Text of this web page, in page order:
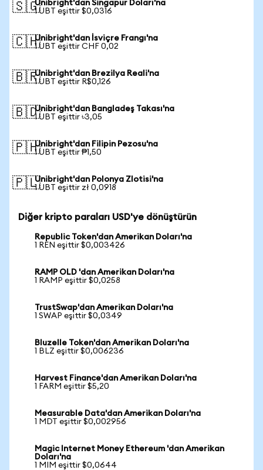
🇸🇬Unibright'dan Singapur Doları'na
1 UBT eşittir $0,0316
🇨🇭Unibright'dan İsviçre Frangı'na
1 UBT eşittir CHF 0,02
🇧🇷Unibright'dan Brezilya Reali'na
1 UBT eşittir R$0,126
🇧🇩Unibright'dan Bangladeş Takası'na
1 UBT eşittir ৳3,05
🇵🇭Unibright'dan Filipin Pezosu'na
1 UBT eşittir ₱1,50
🇵🇱Unibright'dan Polonya Zlotisi'na
1 UBT eşittir zł 0,0918
Diğer kripto paraları USD'ye dönüştürün
Republic Token'dan Amerikan Doları'na
1 REN eşittir $0,003426
RAMP OLD 'dan Amerikan Doları'na
1 RAMP eşittir $0,0258
TrustSwap'dan Amerikan Doları'na
1 SWAP eşittir $0,0349
Bluzelle Token'dan Amerikan Doları'na
1 BLZ eşittir $0,006236
Harvest Finance'dan Amerikan Doları'na
1 FARM eşittir $5,20
Measurable Data'dan Amerikan Doları'na
1 MDT eşittir $0,002956
Magic Internet Money Ethereum 'dan Amerikan
Doları'na
1 MIM eşittir $0,0644